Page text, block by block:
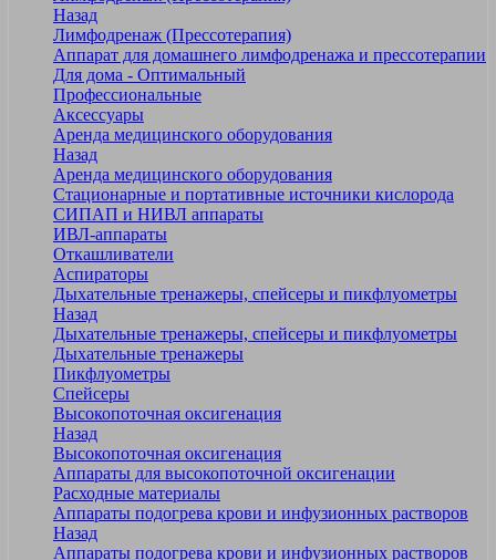
Назад
Лимфодренаж (Прессотерапия)
Аппарат для домашнего лимфодренажа и прессотерапии
Для дома - Оптимальный
Профессиональные
Аксессуары
Аренда медицинского оборудования
Назад
Аренда медицинского оборудования
Стационарные и портативные источники кислорода
СИПАП и НИВЛ аппараты
ИВЛ-аппараты
Откашливатели
Аспираторы
Дыхательные тренажеры, спейсеры и пикфлуометры
Назад
Дыхательные тренажеры, спейсеры и пикфлуометры
Дыхательные тренажеры
Пикфлуометры
Спейсеры
Высокопоточная оксигенация
Назад
Высокопоточная оксигенация
Аппараты для высокопоточной оксигенации
Расходные материалы
Аппараты подогрева крови и инфузионных растворов
Назад
Аппараты подогрева крови и инфузионных растворов